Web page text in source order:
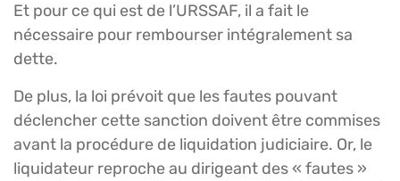
Et pour ce qui est de l’URSSAF, il a fait le
nécessaire pour rembourser intégralement sa
dette.
De plus, la loi prévoit que les fautes pouvant
déclencher cette sanction doivent être commises
avant la procédure de liquidation judiciaire. Or, le
liquidateur reproche au dirigeant des « fautes »